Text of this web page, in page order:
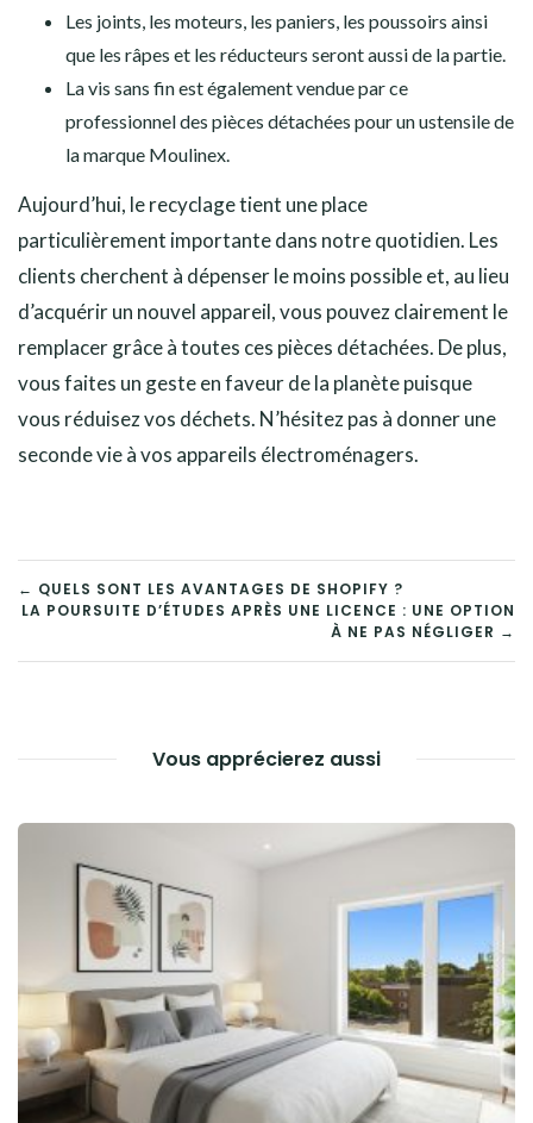
Les joints, les moteurs, les paniers, les poussoirs ainsi
que les râpes et les réducteurs seront aussi de la partie.
La vis sans fin est également vendue par ce
professionnel des pièces détachées pour un ustensile de
la marque Moulinex.
Aujourd’hui, le recyclage tient une place
particulièrement importante dans notre quotidien. Les
clients cherchent à dépenser le moins possible et, au lieu
d’acquérir un nouvel appareil, vous pouvez clairement le
remplacer grâce à toutes ces pièces détachées. De plus,
vous faites un geste en faveur de la planète puisque
vous réduisez vos déchets. N’hésitez pas à donner une
seconde vie à vos appareils électroménagers.
NAVIGATION
DE
← QUELS SONT LES AVANTAGES DE SHOPIFY ?
LA POURSUITE D’ÉTUDES APRÈS UNE LICENCE : UNE OPTION
À NE PAS NÉGLIGER →
Vous apprécierez aussi